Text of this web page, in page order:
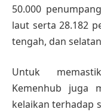
50.000
laut serta 28.182
tengah, dan
Untuk
Kemenhub juga
kelaikan terhadap